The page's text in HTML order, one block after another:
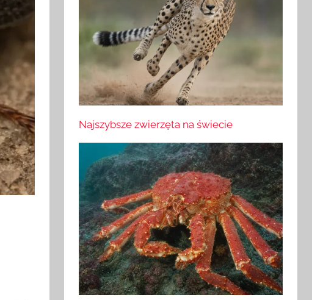
Najszybsze zwierzęta na świecie